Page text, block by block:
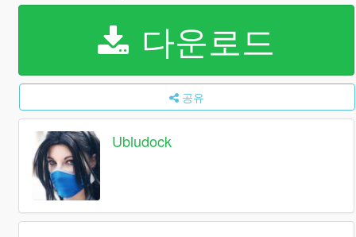
다운로드
공유
Ubludock